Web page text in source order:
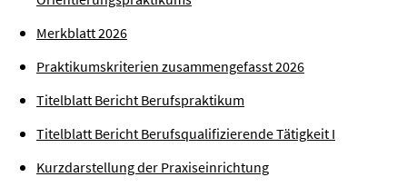
Merkblatt 2026
Praktikumskriterien zusammengefasst 2026
Titelblatt Bericht Berufspraktikum
Titelblatt Bericht Berufsqualifizierende Tätigkeit I
Kurzdarstellung der Praxiseinrichtung